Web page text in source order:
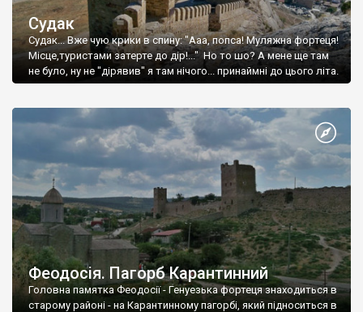
Судак
Судак... Вже чую крики в спину: "Ааа, попса! Муляжна фортеця!
Місце,туристами затерте до дір!..." Но то шо? А мене ще там
не було, ну не "дірявив" я там нічого... принаймні до цього літа.
Феодосія. Пагорб Карантинний
Головна памятка Феодосії - Генуезька фортеця знаходиться в
старому районі - на Карантинному пагорбі, який підноситься в